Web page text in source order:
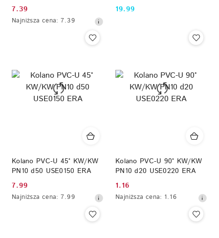
Cena
promocyjna:
7.39
Najniższa
obniżką
Najniższa cena: 7.39
Cena:
19.99
Kolano PVC-U 45° KW/KW
PN10 d50 USE0150 ERA
Cena
promocyjna:
7.99
Najniższa
Najniższa cena: 7.99
Kolano PVC-U 90° KW/KW
PN10 d20 USE0220 ERA
Cena
promocyjna:
1.16
Najniższa
Najniższa cena: 1.16